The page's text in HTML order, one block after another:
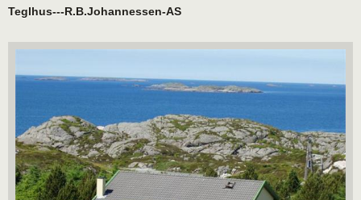
Teglhus---R.B.Johannessen-AS